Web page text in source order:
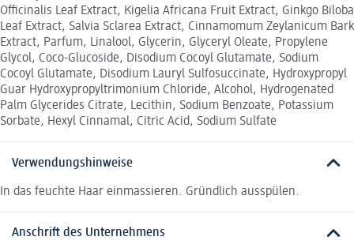
Officinalis Leaf Extract, Kigelia Africana Fruit Extract, Ginkgo Biloba
Leaf Extract, Salvia Sclarea Extract, Cinnamomum Zeylanicum Bark
Extract, Parfum, Linalool, Glycerin, Glyceryl Oleate, Propylene
Glycol, Coco-Glucoside, Disodium Cocoyl Glutamate, Sodium
Cocoyl Glutamate, Disodium Lauryl Sulfosuccinate, Hydroxypropyl
Guar Hydroxypropyltrimonium Chloride, Alcohol, Hydrogenated
Palm Glycerides Citrate, Lecithin, Sodium Benzoate, Potassium
Sorbate, Hexyl Cinnamal, Citric Acid, Sodium Sulfate
Verwendungshinweise
In das feuchte Haar einmassieren. Gründlich ausspülen.
Anschrift des Unternehmens